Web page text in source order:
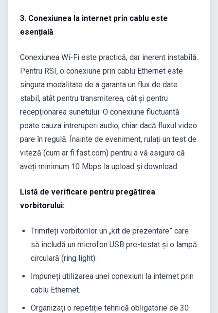
3. Conexiunea la internet prin cablu este
esențială
Conexiunea Wi-Fi este practică, dar inerent instabilă.
Pentru RSI, o conexiune prin cablu Ethernet este
singura modalitate de a garanta un flux de date
stabil, atât pentru transmiterea, cât și pentru
recepționarea sunetului. O conexiune fluctuantă
poate cauza întreruperi audio, chiar dacă fluxul video
pare în regulă. Înainte de eveniment, rulați un test de
viteză (cum ar fi fast.com) pentru a vă asigura că
aveți minimum 10 Mbps la upload și download.
Listă de verificare pentru pregătirea
vorbitorului:
Trimiteți vorbitorilor un „kit de prezentare” care
să includă un microfon USB pre-testat și o lampă
circulară (ring light).
Impuneți utilizarea unei conexiuni la internet prin
cablu Ethernet.
Organizați o repetiție tehnică obligatorie de 30